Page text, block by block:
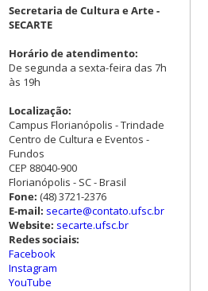
Secretaria de Cultura e Arte -
SECARTE
Horário de atendimento:
De segunda a sexta-feira das 7h
às 19h
Localização:
Campus Florianópolis - Trindade
Centro de Cultura e Eventos -
Fundos
CEP 88040-900
Florianópolis - SC - Brasil
Fone: (48) 3721-2376
E-mail: secarte@contato.ufsc.br
Website: secarte.ufsc.br
Redes sociais:
Facebook
Instagram
YouTube